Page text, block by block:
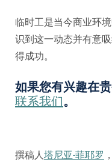
临时工是当今商业环
识到这一动态并有意
得成功。
如果您有兴趣在
联系我们。
撰稿人塔尼亚-菲耶罗